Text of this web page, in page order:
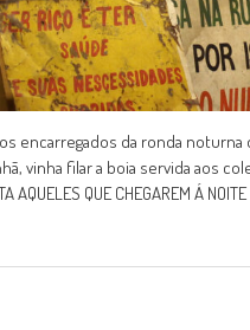
encarregados da ronda noturna
vinha filar a boia servida aos
AQUELES QUE CHEGAREM Á NOITE